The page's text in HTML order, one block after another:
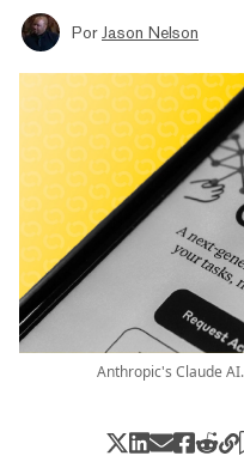
Por Jason Nelson
Anthropic's Claude